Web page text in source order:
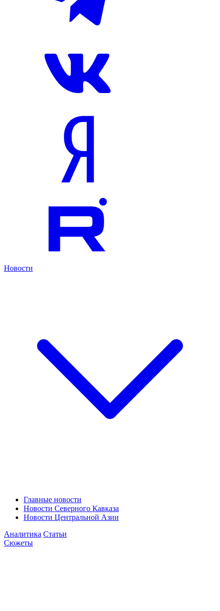
Новости
Главные новости
Новости Северного Кавказа
Новости Центральной Азии
Аналитика Статьи
Сюжеты